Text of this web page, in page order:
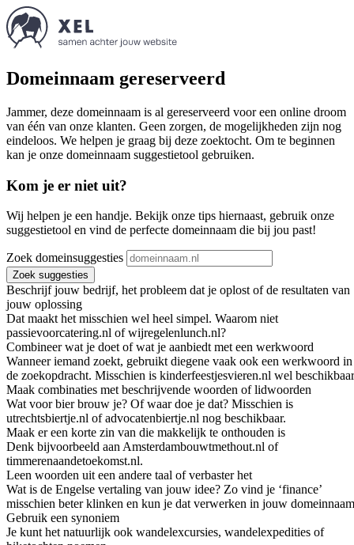
Domeinnaam gereserveerd
Jammer, deze domeinnaam is al gereserveerd voor een online droom
van één van onze klanten. Geen zorgen, de mogelijkheden zijn nog
eindeloos. We helpen je graag bij deze zoektocht. Om te beginnen
kan je onze domeinnaam suggestietool gebruiken.
Kom je er niet uit?
Wij helpen je een handje. Bekijk onze tips hiernaast, gebruik onze
suggestietool en vind de perfecte domeinnaam die bij jou past!
Zoek domeinsuggesties
Zoek suggesties
Beschrijf jouw bedrijf, het probleem dat je oplost of de resultaten van
jouw oplossing
Dat maakt het misschien wel heel simpel. Waarom niet
passievoorcatering.nl of wijregelenlunch.nl?
Combineer wat je doet of wat je aanbiedt met een werkwoord
Wanneer iemand zoekt, gebruikt diegene vaak ook een werkwoord in
de zoekopdracht. Misschien is kinderfeestjesvieren.nl wel
Maak combinaties met beschrijvende woorden of lidwoorden
Wat voor bier brouw je? Of waar doe je dat? Misschien is
utrechtsbiertje.nl of advocatenbiertje.nl nog beschikbaar.
Maak er een korte zin van die makkelijk te onthouden is
Denk bijvoorbeeld aan Amsterdambouwtmethout.nl of
timmerenaandetoekomst.nl.
Leen woorden uit een andere taal of verbaster het
Wat is de Engelse vertaling van jouw idee? Zo vind je ‘finance’
misschien beter klinken en kun je dat verwerken in jouw
Gebruik een synoniem
Je kunt het natuurlijk ook wandelexcursies, wandelexpedities of